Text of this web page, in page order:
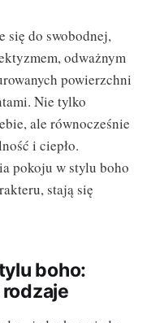
się do swobodnej,
odważnym
powierzchni
Nie tylko
ale równocześnie
i ciepło.
pokoju w stylu boho
stają się
boho: